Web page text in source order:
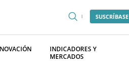
SUSCRÍBASE
INDICADORES Y
MERCADOS